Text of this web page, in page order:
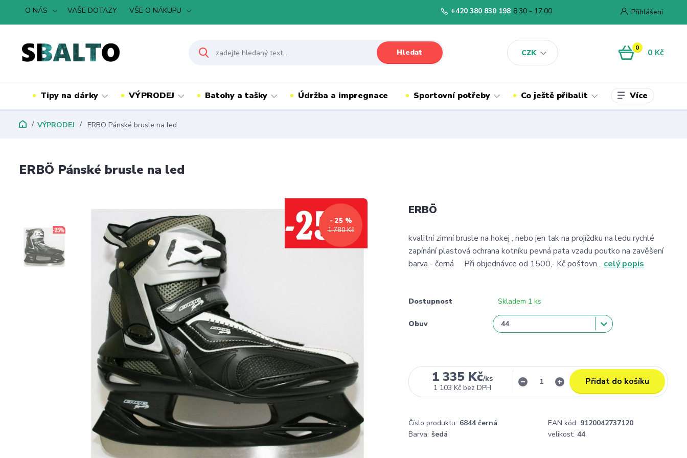
O NÁS VAŠE DOTAZY VŠE O NÁKUPU
CZK
Přihlášení
Hledat
+420 380 830 198 8.30 - 17.00
0 0 Kč
Tipy na dárky VÝPRODEJ Batohy a tašky Údržba a impregnace Sportovní potřeby Co ještě přibalit Více
VÝPRODEJ ERBÖ Pánské brusle na led
ERBÖ Pánské brusle na led
1 780 Kč
- 25 %
ERBÖ
kvalitní zimní brusle na hokej , nebo jen tak na projíždku na ledu rychlé
zapínání plastová ochrana kotníku pevná pata vzadu poutko na zavěšení
barva - černá Při objednávce od 1500,- Kč poštovn... celý popis
Dostupnost Skladem 1 ks
Obuv
1 335 Kč/ks
1 103 Kč bez DPH
Přidat do košíku
Číslo produktu: 6844 černá EAN kód: 9120042737120
Barva: šedá velikost: 44